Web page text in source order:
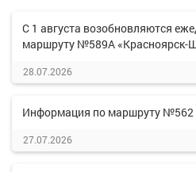
С 1 августа возобновляются
маршруту №589А «Красноярск-
28.07.2026
Информация по маршруту №562
27.07.2026